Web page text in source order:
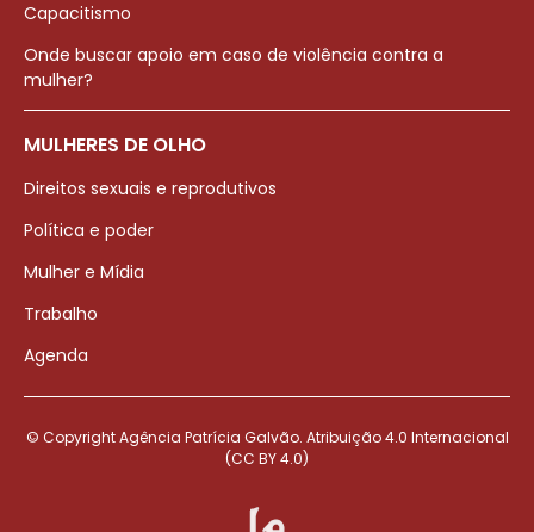
Capacitismo
Onde buscar apoio em caso de violência contra a
mulher?
MULHERES DE OLHO
Direitos sexuais e reprodutivos
Política e poder
Mulher e Mídia
Trabalho
Agenda
© Copyright Agência Patrícia Galvão. Atribuição 4.0 Internacional
(CC BY 4.0)